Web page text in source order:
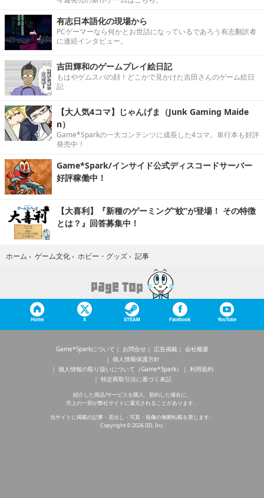
有志日本語化の現場から
PCゲーマーなら何かとお世話になっているであろう有志翻訳者
に連続インタビュー。
吉田輝和のゲームプレイ絵日記
もはやゲムスパの顔！どこかで見かけた吉田さんのゲーム絵日
記
【大人気4コマ】じゃんげま（Junk Gaming Maide
n）
Game*Sparkの一大コンテンツに成長した4コマ。単行本も好評
発売中！
Game*Spark/インサイド公式ディスコードサーバー
好評稼働中！
【大喜利】『新種のゲーミング“蚊”が登場！ その特徴
とは？』回答募集中！
ホーム › ゲーム文化 › ホビー・グッズ › 記事
Home X STEAM Facebook YouTube
Game*Sparkについて お問合せ 広告掲載
会社概要
個人情報保護方針
個人情報の取り扱いについて（Game*Spark）
利用規約
特定商取引法に基づく表記
紹介した商品/サービスを購入、契約した場合に、
売上の一部が弊社サイトに還元されることがあります。
当サイトに掲載の記事・見出し・写真・画像の無断転載を禁じます。
Copyright © 2026 IID, Inc.